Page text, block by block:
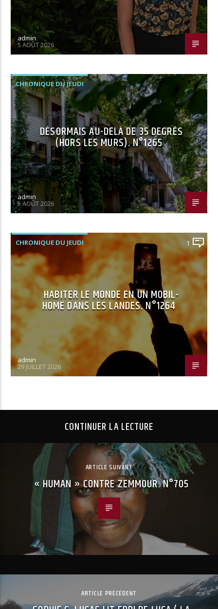
admin
5 AOÛT 2026
CHRONIQUE DU JEUDI
DÉSORMAIS AU-DELÀ DE 35 DEGRÉS
(HORS LES MURS). N°1265
admin
5 AOÛT 2026
CHRONIQUE DU JEUDI 1
HABITER LE MONDE EN UN MOBIL-
HOME DANS LES LANDES. N°1264
admin
29 JUILLET 2026
CONTINUER LA LECTURE
ARTICLE SUIVANT
« HUMAN » CONTRE ZEMMOUR. N°705
ARTICLE PRÉCÉDENT